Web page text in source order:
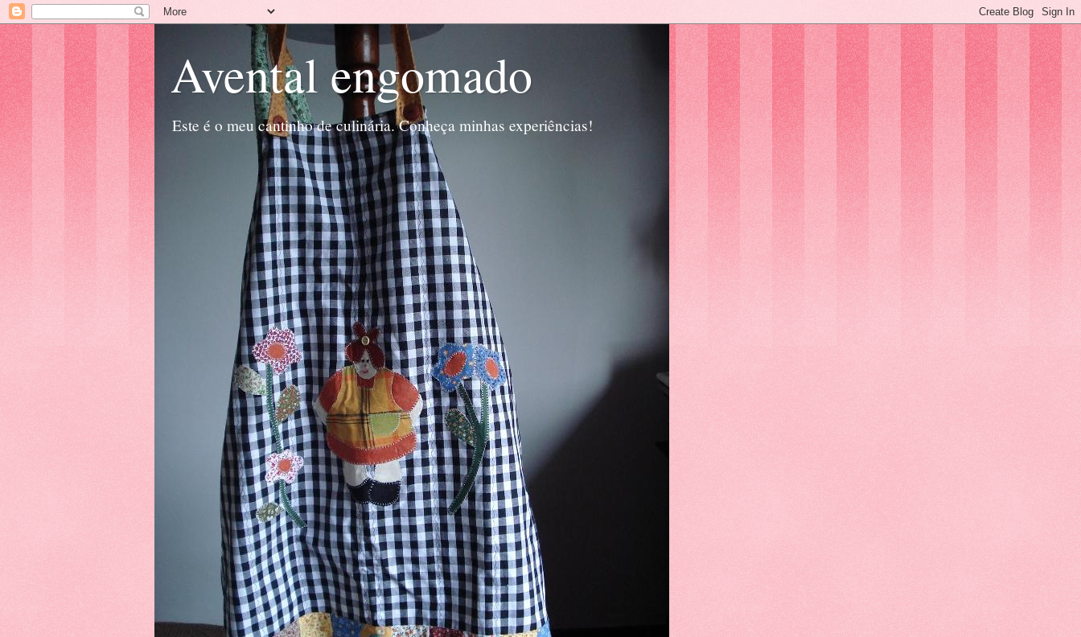
Avental engomado
Este é o meu cantinho de culinária. Conheça minhas experiências!